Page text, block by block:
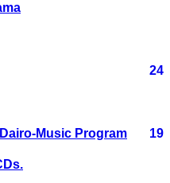
24
Music Program 19